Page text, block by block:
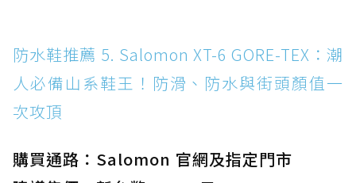
防水鞋推薦 5. Salomon XT-6 GORE-TEX：潮
人必備山系鞋王！防滑、防水與街頭顏值一
次攻頂
購買通路：Salomon 官網及指定門市